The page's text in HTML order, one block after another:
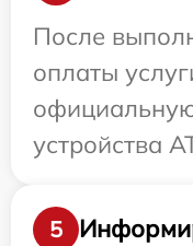
После
оплаты
устройства
5